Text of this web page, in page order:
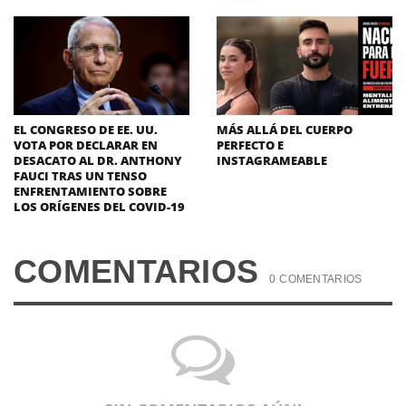
EL CONGRESO DE EE. UU.
VOTA POR DECLARAR EN
DESACATO AL DR. ANTHONY
FAUCI TRAS UN TENSO
ENFRENTAMIENTO SOBRE
LOS ORÍGENES DEL COVID-19
MÁS ALLÁ DEL CUERPO
PERFECTO E
INSTAGRAMEABLE
COMENTARIOS 0 COMENTARIOS